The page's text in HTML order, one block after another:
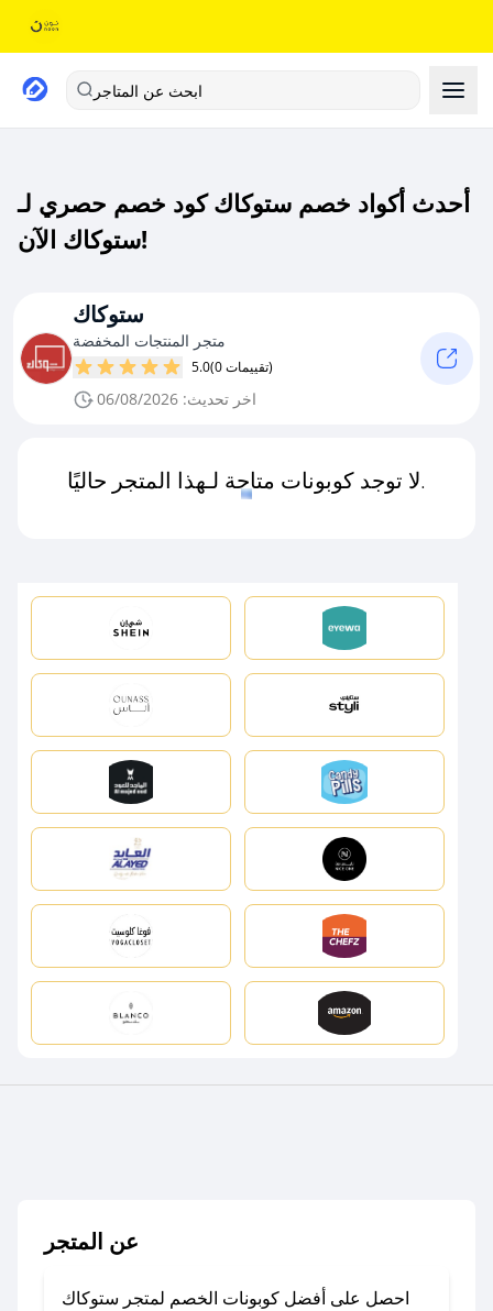
ابحث عن المتاجر
أحدث أكواد خصم ستوكاك كود خصم حصري لـ
ستوكاك الآن!
ستوكاك
متجر المنتجات المخفضة
5.0 (0 تقييمات)
اخر تحديث: 06/08/2026
لا توجد كوبونات متاحة لـهذا المتجر حاليًا.
عن المتجر
احصل على أفضل كوبونات الخصم لمتجر ستوكاك